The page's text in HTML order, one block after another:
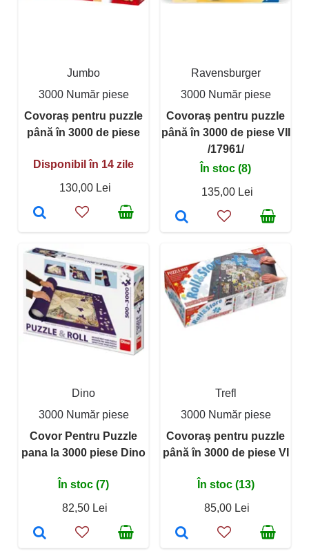
Jumbo
3000 Număr piese
Covoraș pentru puzzle
până în 3000 de piese
Disponibil în 14 zile
130,00 Lei
Ravensburger
3000 Număr piese
Covoraș pentru puzzle
până în 3000 de piese VII
/17961/
În stoc (8)
135,00 Lei
Dino
3000 Număr piese
Covor Pentru Puzzle
pana la 3000 piese Dino
În stoc (7)
82,50 Lei
Trefl
3000 Număr piese
Covoraș pentru puzzle
până în 3000 de piese VI
În stoc (13)
85,00 Lei